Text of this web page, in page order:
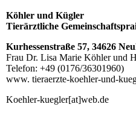
Köhler und Kügler
Tierärztliche
Kurhessenstraße 57, 34626
Frau Dr. Lisa Marie Köhler und
Telefon: +49 (0176/36301960)
www. tieraerzte-koehler-und-
Koehler-kuegler[at]web.de